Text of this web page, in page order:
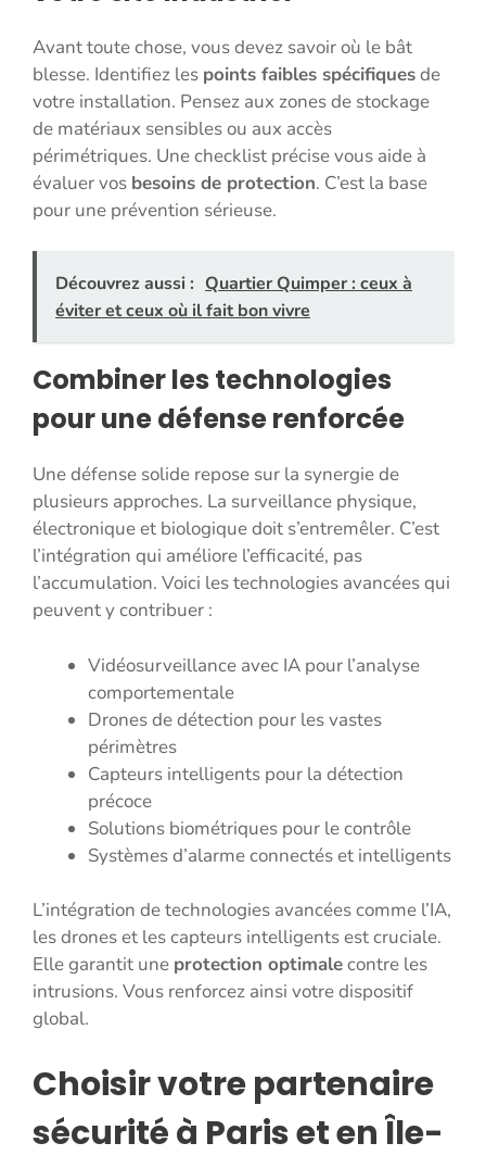
Avant toute chose, vous devez savoir où le bât
blesse. Identifiez les points faibles spécifiquesde
votre installation. Pensez aux zones de stockage
de matériaux sensibles ou aux accès
périmétriques. Une checklist précise vous aide à
évaluer vos besoins de protection. C’est la base
pour une prévention sérieuse.
Découvrez aussi : Quartier Quimper : ceux à
éviter et ceux où il fait bon vivre
Combiner les technologies
pour une défense renforcée
Une défense solide repose sur la synergie de
plusieurs approches. La surveillance physique,
électronique et biologique doit s’entremêler. C’est
l’intégration qui améliore l’efficacité, pas
l’accumulation. Voici les technologies avancées qui
peuvent y contribuer :
Vidéosurveillance avec IA pour l’analyse
comportementale
Drones de détection pour les vastes
périmètres
Capteurs intelligents pour la détection
précoce
Solutions biométriques pour le contrôle
Systèmes d’alarme connectés et intelligents
L’intégration de technologies avancées comme l’IA,
les drones et les capteurs intelligents est cruciale.
Elle garantit une protection optimalecontre les
intrusions. Vous renforcez ainsi votre dispositif
global.
Choisir votre partenaire
sécurité à Paris et en Île-